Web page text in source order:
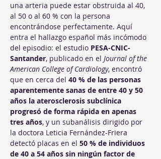
una arteria puede estar obstruida al 40,
al 50 o al 60 % con la persona
encontrándose perfectamente. Aquí
entra el hallazgo español más incómodo
del episodio: el estudio PESA-CNIC-
Santander, publicado en el Journal of the
American College of Cardiology, encontró
que en cerca del 40 % de las personas
aparentemente sanas de entre 40 y 50
años la aterosclerosis subclínica
progresó de forma rápida en apenas
tres años, y un subanálisis dirigido por
la doctora Leticia Fernández-Friera
detectó placas en el 50 % de individuos
de 40 a 54 años sin ningún factor de